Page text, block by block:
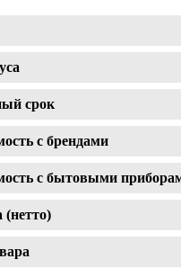
срок
с брендами
с бытовыми
(нетто)